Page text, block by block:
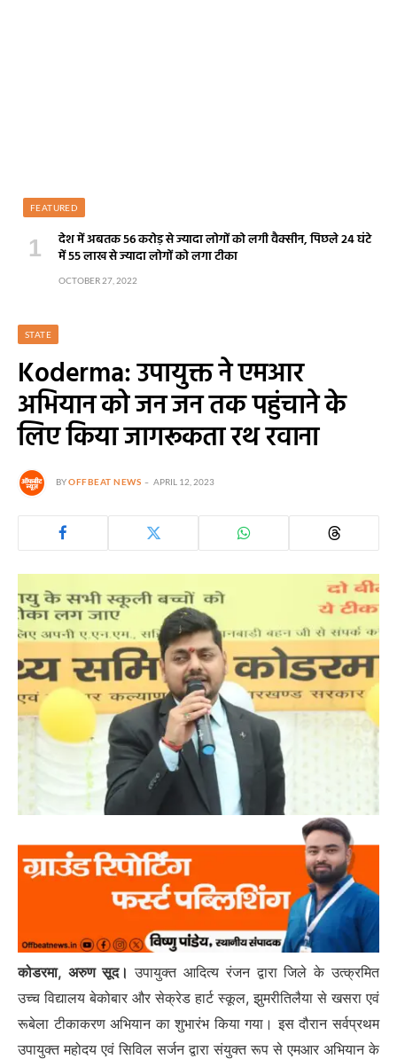
FEATURED
देश में अबतक 56 करोड़ से ज्यादा लोगों को लगी वैक्सीन, पिछले 24 घंटे
में 55 लाख से ज्यादा लोगों को लगा टीका
OCTOBER 27, 2022
STATE
Koderma: उपायुक्त ने एमआर
अभियान को जन जन तक पहुंचाने के
लिए किया जागरूकता रथ रवाना
BYOFFBEAT NEWS APRIL 12, 2023
कोडरमा, अरुण सूद। उपायुक्त आदित्य रंजन द्वारा जिले के उत्क्रमित
उच्च विद्यालय बेकोबार और सेक्रेड हार्ट स्कूल, झुमरीतिलैया से खसरा एवं
रूबेला टीकाकरण अभियान का शुभारंभ किया गया। इस दौरान सर्वप्रथम
उपायुक्त महोदय एवं सिविल सर्जन द्वारा संयुक्त रूप से एमआर अभियान के